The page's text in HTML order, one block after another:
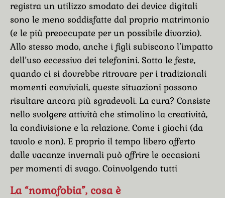
registra un utilizzo smodato dei device digitali
sono le meno soddisfatte dal proprio matrimonio
(e le più preoccupate per un possibile divorzio).
Allo stesso modo, anche i figli subiscono l’impatto
dell’uso eccessivo dei telefonini. Sotto le feste,
quando ci si dovrebbe ritrovare per i tradizionali
momenti conviviali, queste situazioni possono
risultare ancora più sgradevoli. La cura? Consiste
nello svolgere attività che stimolino la creatività,
la condivisione e la relazione. Come i giochi (da
tavolo e non). E proprio il tempo libero offerto
dalle vacanze invernali può offrire le occasioni
per momenti di svago. Coinvolgendo tutti
La “nomofobia”, cosa è